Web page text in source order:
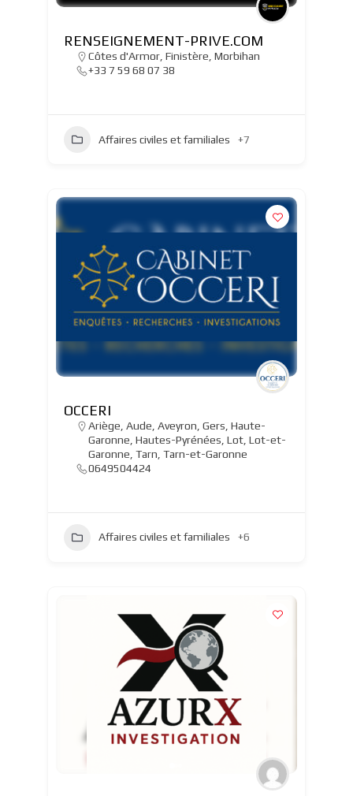
RENSEIGNEMENT-PRIVE.COM
Côtes d'Armor, Finistère Morbihan
+33 7 59 68 07 38
Affaires civiles et familiales +7
OCCERI
Ariège Aude Aveyron Gers Haute-
Garonne Hautes-Pyrénées Lot, Lot-et-
Garonne Tarn Tarn-et-Garonne
0649504424
Affaires civiles et familiales +6